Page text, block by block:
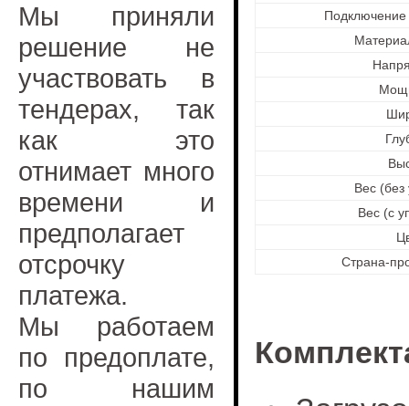
Мы приняли
решение не
участвовать в
тендерах, так
как это
отнимает много
времени и
предполагает
отсрочку
платежа.
Мы работаем
по предоплате,
по нашим
Подключение
Вес (без
Вес (с
Страна-